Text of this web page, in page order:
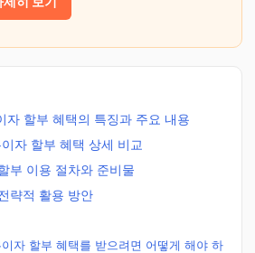
할부 혜택의 특징과 주요 내용
자 할부 혜택 상세 비교
부 이용 절차와 준비물
략적 활용 방안
자 할부 혜택를 받으려면 어떻게 해야 하